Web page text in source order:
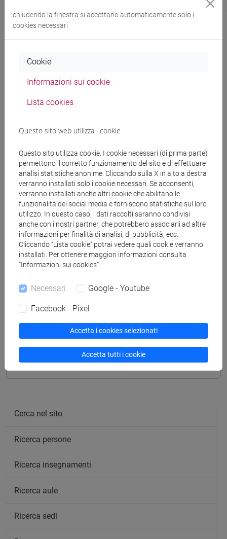
Spazio Moodle
Link allo spazio del corso
Programma
Docenti
MAZZONETTO Simone- 30h Lezione
Materiali didattici
Materiali su Moodle
Corsi di studio e percorsi
[EM20] ECONOMIA E FINANZA - Laurea
magistrale (DM270)
percorso comune
Cerca nel sito
Ricerca persone
Ricerca insegnamenti
Ricerca aule
Ricerca sedi
chiudendo la finestra si accettano automaticamente solo i
cookies necessari
Cookie
Informazioni sui cookie
Lista cookies
Questo sito web utilizza i cookie
Questo sito utilizza cookie. I cookie necessari (di prima parte)
permettono il corretto funzionamento del sito e di effettuare
analisi statistiche anonime. Cliccando sulla X in alto a destra
verranno installati solo i cookie necessari. Se acconsenti,
verranno installati anche altri cookie che abilitano le
funzionalità dei social media e forniscono statistiche sul loro
utilizzo. In questo caso, i dati raccolti saranno condivisi
anche con i nostri partner, che potrebbero associarli ad altre
informazioni per finalità di analisi, di pubblicità, ecc.
Cliccando “Lista cookie” potrai vedere quali cookie verranno
installati. Per ottenere maggiori informazioni consulta
“Informazioni sui cookies”.
Necessari Google - Youtube
Facebook - Pixel
Accetta i cookies selezionati
Accetta tutti i cookie